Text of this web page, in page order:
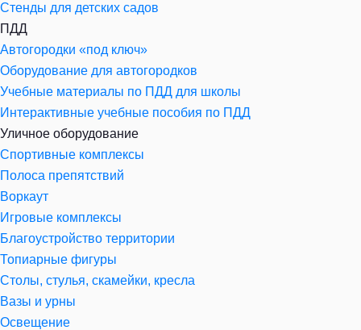
Стенды для детских садов
ПДД
Автогородки «под ключ»
Оборудование для автогородков
Учебные материалы по ПДД для школы
Интерактивные учебные пособия по ПДД
Уличное оборудование
Спортивные комплексы
Полоса препятствий
Воркаут
Игровые комплексы
Благоустройство территории
Топиарные фигуры
Столы, стулья, скамейки, кресла
Вазы и урны
Освещение